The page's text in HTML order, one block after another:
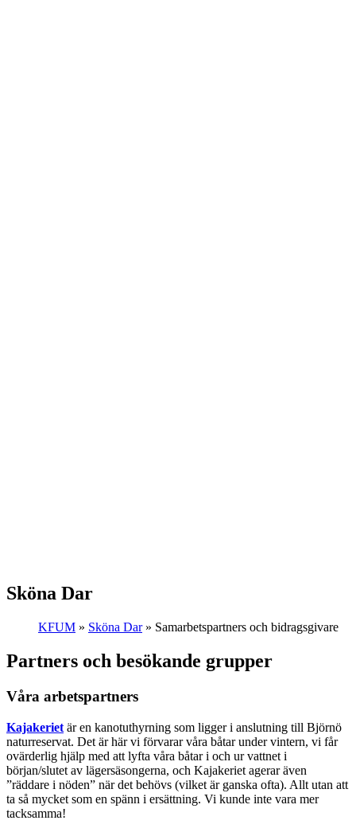
Sköna Dar
KFUM » Sköna Dar» Samarbetspartners och bidragsgivare
Partners och besökande grupper
Våra arbetspartners
Kajakeriet är en kanotuthyrning som ligger i anslutning till Björnö
naturreservat. Det är här vi förvarar våra båtar under vintern, vi får
ovärderlig hjälp med att lyfta våra båtar i och ur vattnet i
början/slutet av lägersäsongerna, och Kajakeriet agerar även
”räddare i nöden” när det behövs (vilket är ganska ofta). Allt utan att
ta så mycket som en spänn i ersättning. Vi kunde inte vara mer
tacksamma!